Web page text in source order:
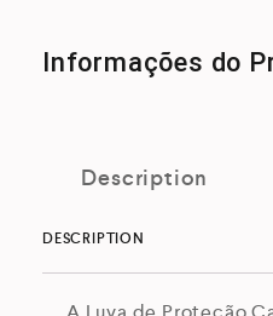
Informações do
Description
DESCRIPTION